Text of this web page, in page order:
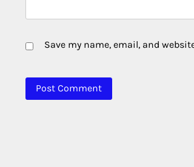
Save my name, email, and